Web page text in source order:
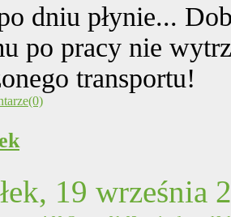
dniu płynie...
po pracy nie
transportu!
19 września